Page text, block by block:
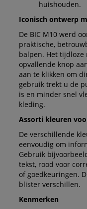
huishouden.
Iconisch ontwerp
De BIC M10 werd
praktische,
balpen. Het tijdloze
opvallende knop
aan te klikken om
gebruik trekt u de
is en minder snel
kleding.
Assorti kleuren
De verschillende
eenvoudig om
Gebruik
tekst, rood voor
of goedkeuringen.
blister verschillen.
Kenmerken